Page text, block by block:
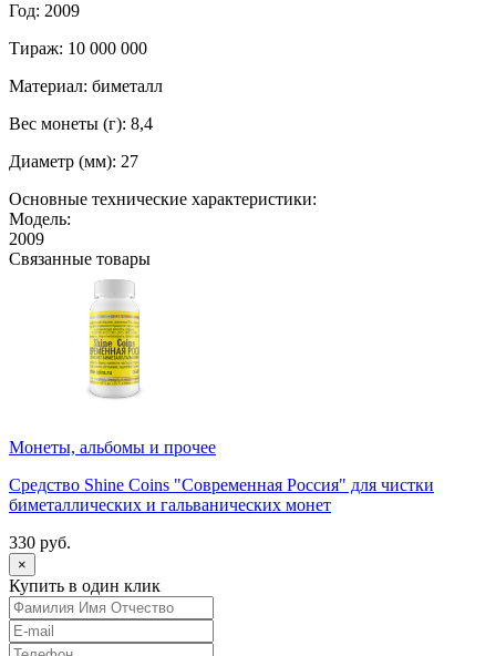
Год: 2009
Тираж: 10 000 000
Материал: биметалл
Вес монеты (г): 8,4
Диаметр (мм): 27
Основные технические характеристики:
Модель:
2009
Связанные товары
Монеты, альбомы и прочее
Средство Shine Coins "Современная Россия" для чистки
биметаллических и гальванических монет
330 руб.
×
Купить в один клик